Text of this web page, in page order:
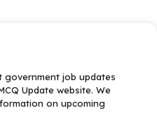
job updates
Update website. We
on upcoming